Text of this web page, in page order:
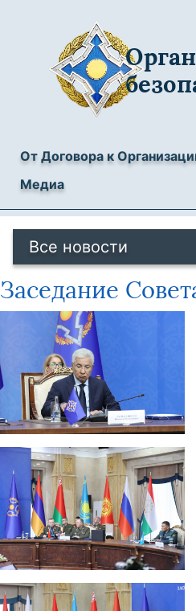
От Договора к
Медиа
Все новости
Заседание